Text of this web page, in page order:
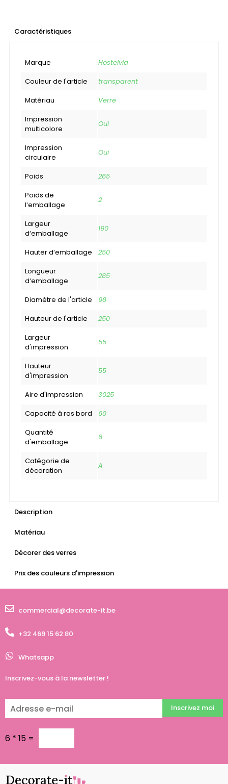
Caractéristiques
Marque
Hostelvia
Couleur de l'article
transparent
Matériau
Verre
Impression
multicolore
Oui
Impression
circulaire
Oui
Poids
265
Poids de
l‘emballage
2
Largeur
d‘emballage
190
Hauter d‘emballage
250
Longueur
d‘emballage
285
Diamètre de l'article
98
Hauteur de l'article
250
Largeur
d'impression
55
Hauteur
d'impression
55
Aire d'impression
3025
Capacité à ras bord
60
Quantité
d'emballage
6
Catégorie de
décoration
A
Description
Matériau
Décorer des verres
Prix des couleurs d'impression
commercial@decorate-it.be
+32 469 15 62 80
Whatsapp
Inscrivez-vous à la newsletter !
6 * 15 =
Inscrivez moi